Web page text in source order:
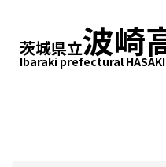
茨城県立波崎
Ibaraki prefectural